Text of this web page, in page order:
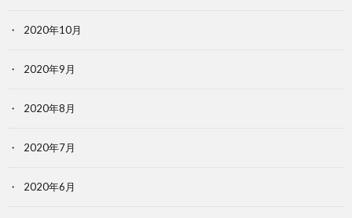
2020年10月
2020年9月
2020年8月
2020年7月
2020年6月